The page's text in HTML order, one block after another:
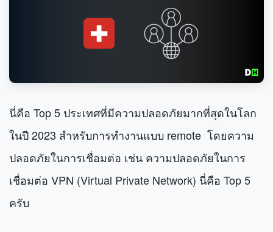
นี่คือ Top 5 ประเทศที่มีความปลอดภัยมากที่สุดในโลก
ในปี 2023 สำหรับการทำงานแบบ remote โดยความ
ปลอดภัยในการเชื่อมต่อ เช่น ความปลอดภัยในการ
เชื่อมต่อ VPN (Virtual Private Network) นี่คือ Top 5
ครับ